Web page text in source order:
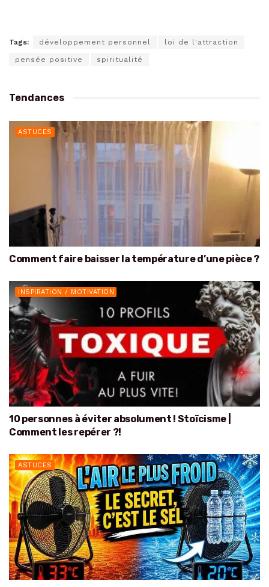
Tags: développement personnel loi de l'attraction
pensée positive spiritualité
Tendances
ASTUCES
Comment faire baisser la température d’une pièce ?
INSPIRATION / MOTIVATION
10 personnes à éviter absolument ! Stoïcisme |
Comment les repérer ?!
ASTUCES